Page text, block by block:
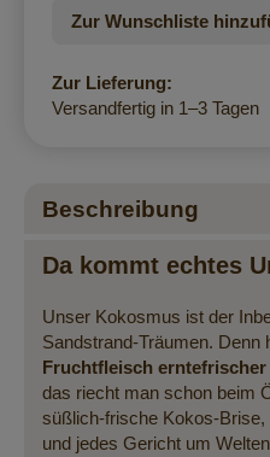
Zur Wunschliste
Zur Lieferung:
Versandfertig in 1–3 Tagen
Beschreibung
Da kommt echtes
Unser Kokosmus ist der
Sandstrand-Träumen. Denn
Fruchtfleisch
das riecht man schon beim
süßlich-frische Kokos-
und jedes Gericht um